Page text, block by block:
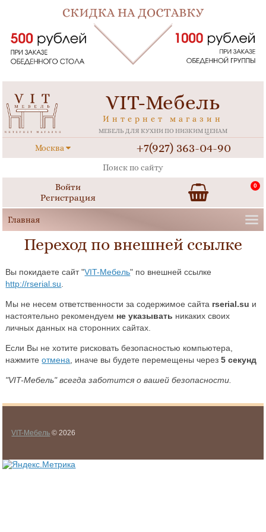
VIT-Мебель
Интернет магазин
МЕБЕЛЬ ДЛЯ КУХНИ ПО НИЗКИМ ЦЕНАМ
Москва +7(927) 363-04-90
Войти
Регистрация
0
Переход по внешней ссылке
Вы покидаете сайт "VIT-Мебель" по внешней ссылке
http://rserial.su
Мы не несем ответственности за содержимое сайта rserial.su и
настоятельно рекомендуем не указывать никаких своих
личных данных на сторонних сайтах.
Если Вы не хотите рисковать безопасностью компьютера,
нажмитеотмена , иначе вы будете перемещены через5 секунд
"VIT-Мебель" всегда заботится о вашей безопасности.
VIT-Мебель © 2026